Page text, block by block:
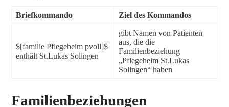
Briefkommando Ziel des Kommandos
$[familie Pflegeheim pvoll]$
enthält St.Lukas Solingen
gibt Namen von Patienten
aus, die die
Familienbeziehung
„Pflegeheim St.Lukas
Solingen“ haben
Familienbeziehungen